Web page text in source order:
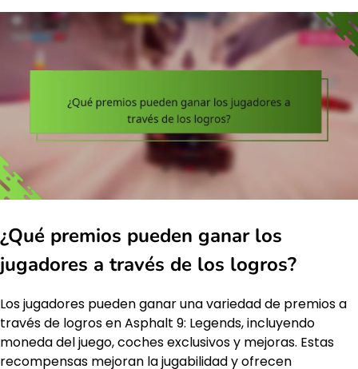
¿Qué premios pueden ganar los
jugadores a través de los logros?
Los jugadores pueden ganar una variedad de premios a
través de logros en Asphalt 9: Legends, incluyendo
moneda del juego, coches exclusivos y mejoras. Estas
recompensas mejoran la jugabilidad y ofrecen